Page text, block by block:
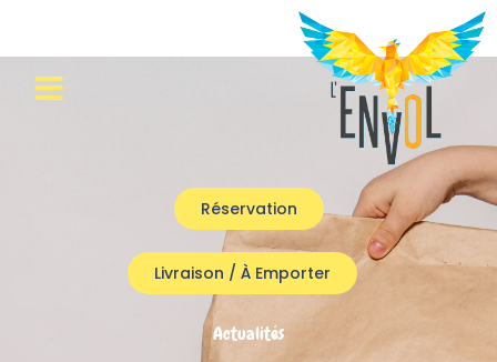
Réservation
Livraison / À Emporter
Actualités